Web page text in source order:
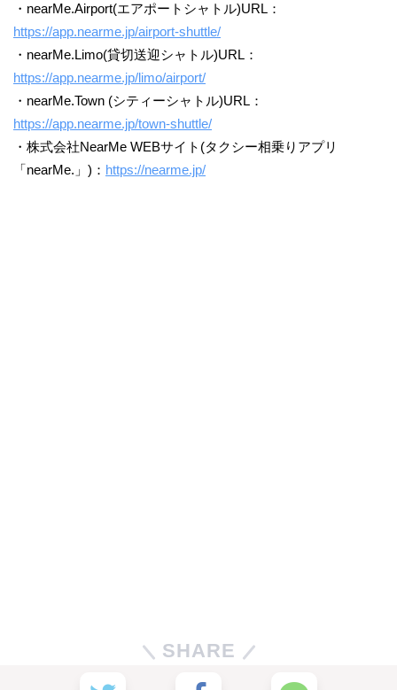
・nearMe.Airport(エアポートシャトル)URL：
https://app.nearme.jp/airport-shuttle/
・nearMe.Limo(貸切送迎シャトル)URL：
https://app.nearme.jp/limo/airport/
・nearMe.Town (シティーシャトル)URL：
https://app.nearme.jp/town-shuttle/
・株式会社NearMe WEBサイト(タクシー相乗りアプリ
「nearMe.」)： https://nearme.jp/
SHARE